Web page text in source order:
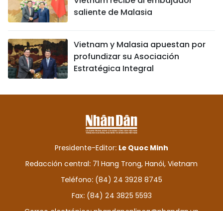
saliente de Malasia
Vietnam y Malasia apuestan por
profundizar su Asociación
Estratégica Integral
Presidente-Editor: Le Quoc Minh
Redacción central: 71 Hang Trong, Hanói, Vietnam
Teléfono: (84) 24 3928 8745
Fax: (84) 24 3825 5593